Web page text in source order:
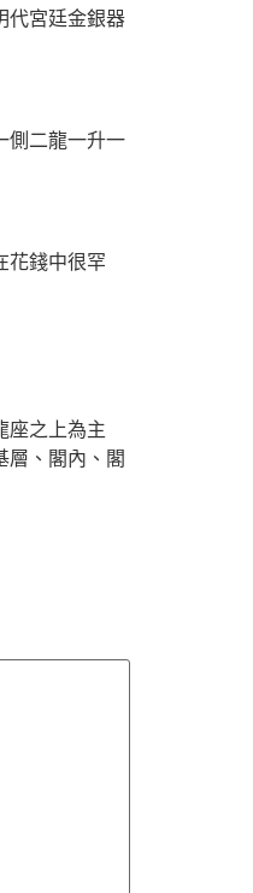
代宮廷金銀器
側二龍一升一
花錢中很罕
座之上為主
層、閣內、閣